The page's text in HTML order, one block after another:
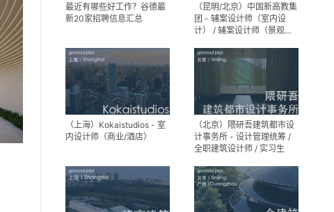
最近有哪些好工作？谷德最
新20家招聘信息汇总
（昆明/北京）中国新高教集
团 - 辅案设计师（室内设
计） / 辅案设计师（景观设
间组长 / 平面设计高级经理 /
展陈设计高级经理
（上海）Kokaistudios - 室
内设计师（商业/酒店）
（北京）隈研吾建筑都市设
计事务所 - 设计管理统筹 /
全职建筑设计师 / 实习生